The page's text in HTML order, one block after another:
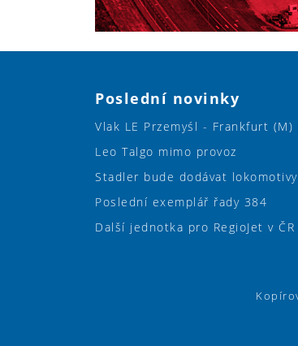
Poslední novinky
Vlak LE Przemyśl - Frankfurt
Leo Talgo mimo provoz
Stadler bude dodávat
Poslední exemplář řady 384
Další jednotka pro RegioJet v ČR